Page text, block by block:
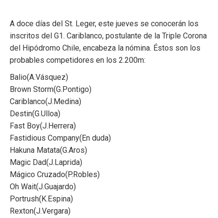
A doce días del St. Leger, este jueves se conocerán los
inscritos del G1. Cariblanco, postulante de la Triple Corona
del Hipódromo Chile, encabeza la nómina. Éstos son los
probables competidores en los 2.200m:
Balio(A.Vásquez)
Brown Storm(G.Pontigo)
Cariblanco(J.Medina)
Destin(G.Ulloa)
Fast Boy(J.Herrera)
Fastidious Company(En duda)
Hakuna Matata(G.Aros)
Magic Dad(J.Laprida)
Mágico Cruzado(P.Robles)
Oh Wait(J.Guajardo)
Portrush(K.Espina)
Rexton(J.Vergara)